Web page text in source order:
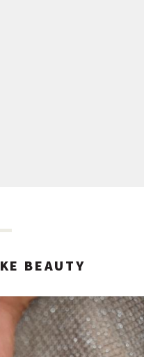
BEAUTY